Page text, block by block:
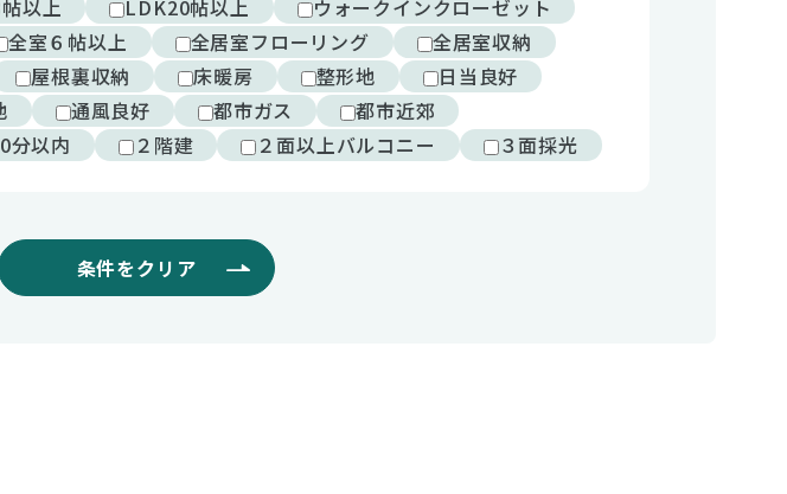
以上 LDK20帖以上
ウォークインクローゼット
全室６帖以上 全居室フローリング
全居室収納
屋根裏収納 床暖房 整形地
日当良好
通風良好 都市ガス
都市近郊
分以内 ２階建 ２面以上バルコニー ３面採光
条件をクリア